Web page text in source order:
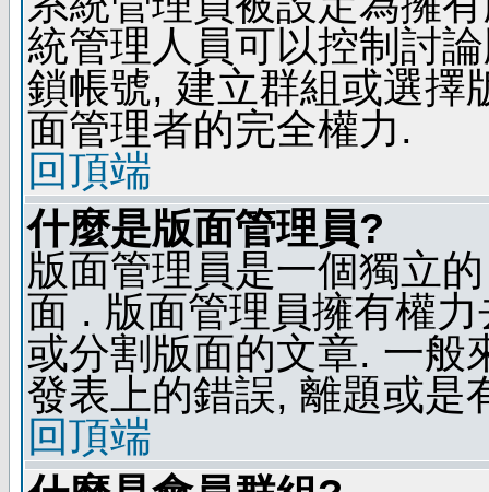
統管理人員可以控制討
鎖帳號, 建立群組或選擇
面管理者的完全權力.
回頂端
什麼是版面管理員?
版面管理員是一個獨立
面 . 版面管理員擁有權
或分割版面的文章. 一般
發表上的錯誤, 離題或是
回頂端